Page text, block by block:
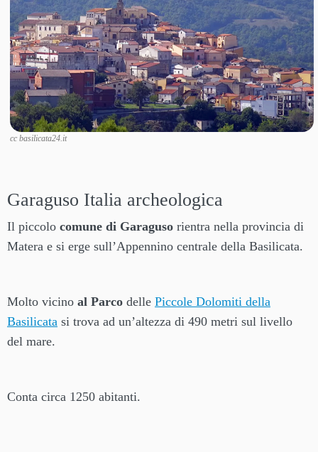
cc basilicata24.it
Garaguso Italia archeologica
Il piccolo comune di Garaguso rientra nella provincia di
Matera e si erge sull’Appennino centrale della Basilicata.
Molto vicino al Parco delle Piccole Dolomiti della
Basilicata si trova ad un’altezza di 490 metri sul livello
del mare.
Conta circa 1250 abitanti.